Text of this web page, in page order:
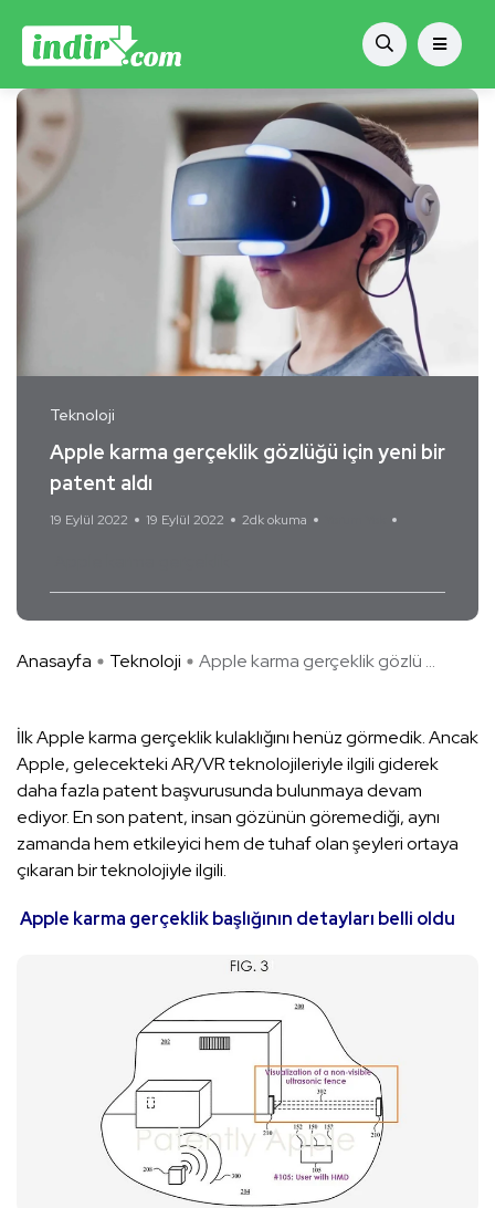
Teknoloji
Apple karma gerçeklik gözlüğü için yeni bir
patent aldı
19 Eylül 2022 19 Eylül 2022 2dk okuma
Anasayfa Teknoloji Apple karma gerçeklik gözlü ...
İlk Apple karma gerçeklik kulaklığını henüz görmedik. Ancak
Apple, gelecekteki AR/VR teknolojileriyle ilgili giderek
daha fazla patent başvurusunda bulunmaya devam
ediyor. En son patent, insan gözünün göremediği, aynı
zamanda hem etkileyici hem de tuhaf olan şeyleri ortaya
çıkaran bir teknolojiyle ilgili.
Apple karma gerçeklik başlığının detayları belli oldu